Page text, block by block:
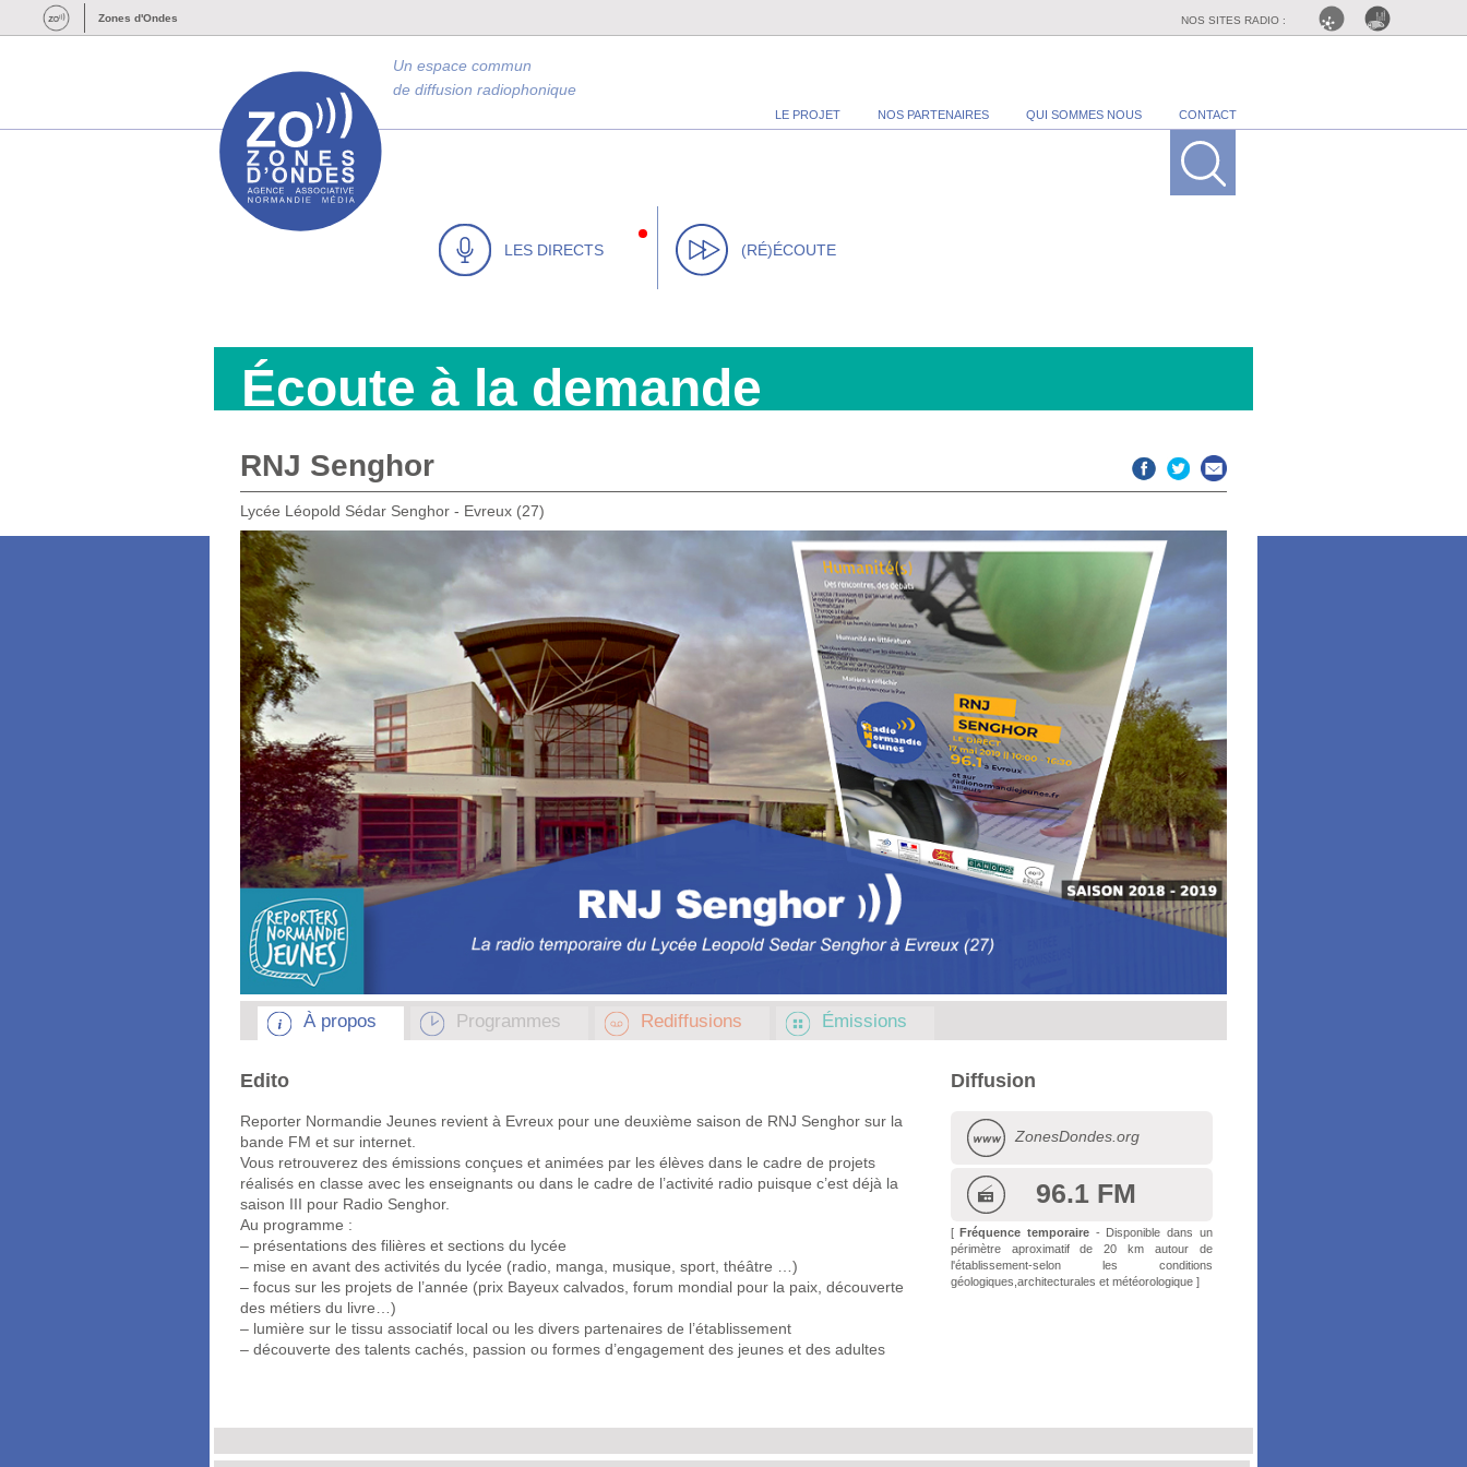
Zones d'Ondes NOS SITES RADIO :
LE PROJET NOS PARTENAIRES QUI SOMMES NOUS CONTACT
Un espace commun
de diffusion radiophonique
LES DIRECTS (RÉ)ÉCOUTE
Écoute à la demande
RNJ Senghor
Lycée Léopold Sédar Senghor - Evreux (27)
À propos Programmes Rediffusions Émissions
Edito
Reporter Normandie Jeunes revient à Evreux pour une deuxième saison de RNJ Senghor sur la
bande FM et sur internet.
Vous retrouverez des émissions conçues et animées par les élèves dans le cadre de projets
réalisés en classe avec les enseignants ou dans le cadre de l’activité radio puisque c’est déjà la
saison III pour Radio Senghor.
Au programme :
– présentations des filières et sections du lycée
– mise en avant des activités du lycée (radio, manga, musique, sport, théâtre …)
– focus sur les projets de l’année (prix Bayeux calvados, forum mondial pour la paix, découverte
des métiers du livre…)
– lumière sur le tissu associatif local ou les divers partenaires de l’établissement
– découverte des talents cachés, passion ou formes d’engagement des jeunes et des adultes
Diffusion
ZonesDondes.org
96.1 FM
[Fréquence temporaire - Disponible dans un
périmètre aproximatif de 20 km autour de
l'établissement-selon les conditions
géologiques,architecturales et météorologique ]